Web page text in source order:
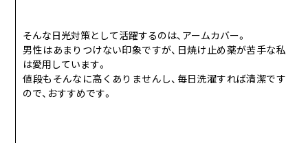
そんな日光対策として活躍するのは、アームカバー。
男性はあまりつけない印象ですが、日焼け止め薬が苦手な私
は愛用しています。
値段もそんなに高くありませんし、毎日洗濯すれば清潔です
ので、おすすめです。